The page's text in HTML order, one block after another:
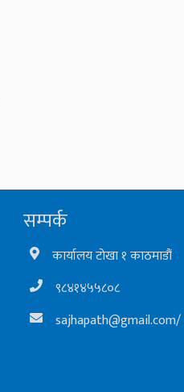
सम्पर्क
कार्यालय टोखा १ काठमाडौं
९८४१४५५८०८
sajhapath@gmail.com/